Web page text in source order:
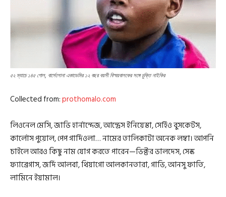
৫২ ম্যাচে ১৪৫ গোল, বার্সেলোনা একাডেমির ১২ বছর বয়সী বিস্ময়বালকের সঙ্গে চুক্তি নাইকির
Collected from:prothomalo.com
লিওনেল মেসি, জাভি হার্নান্দেজ, আন্দ্রেস ইনিয়েস্তা, সের্হিও বুসকেটস,
কার্লোস পুয়োল, পেপ গার্দিওলা… নামের তালিকাটা অনেক লম্বা। আপনি
চাইলে আরও কিছু নাম যোগ করতে পারেন—ভিক্টর ভালদেস, সেস্ক
ফ্যাব্রেগাস, জর্দি আলবা, থিয়াগো আলকানতারা, গাভি, আনসু ফাতি,
লামিনে ইয়ামাল।